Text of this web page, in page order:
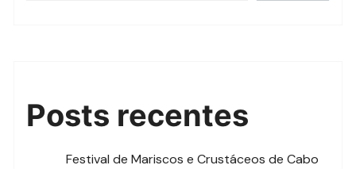
Posts recentes
Festival de Mariscos e Crustáceos de Cabo